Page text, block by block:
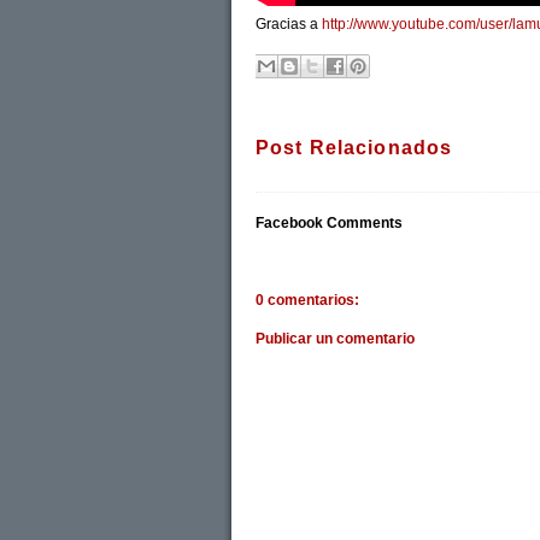
Gracias a http://www.youtube.com/user/
Post Relacionados
Facebook Comments
0 comentarios:
Publicar un comentario